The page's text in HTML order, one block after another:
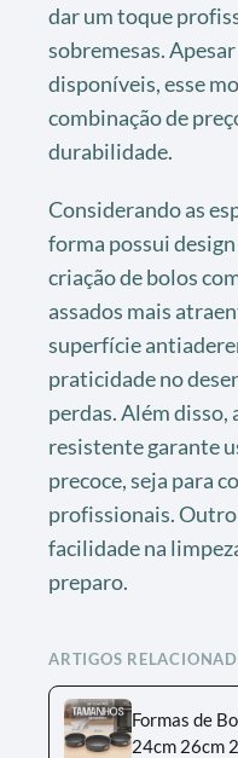
dar um toque
sobremesas.
disponíveis, esse
combinação de
durabilidade.
Considerando as
forma possui
criação de bolos
assados mais
superfície
praticidade no
perdas. Além
resistente garante
precoce, seja para
profissionais.
facilidade na
preparo.
ARTIGOS
Formas de
24cm 26cm